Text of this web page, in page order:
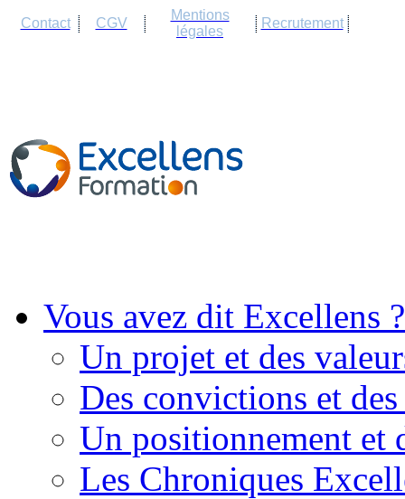
Contact CGV
Mentions
légales
Recrutement
Vous avez dit Excellens ?
Un projet et des
Des convictions et des
Un positionnement et
Les Chroniques